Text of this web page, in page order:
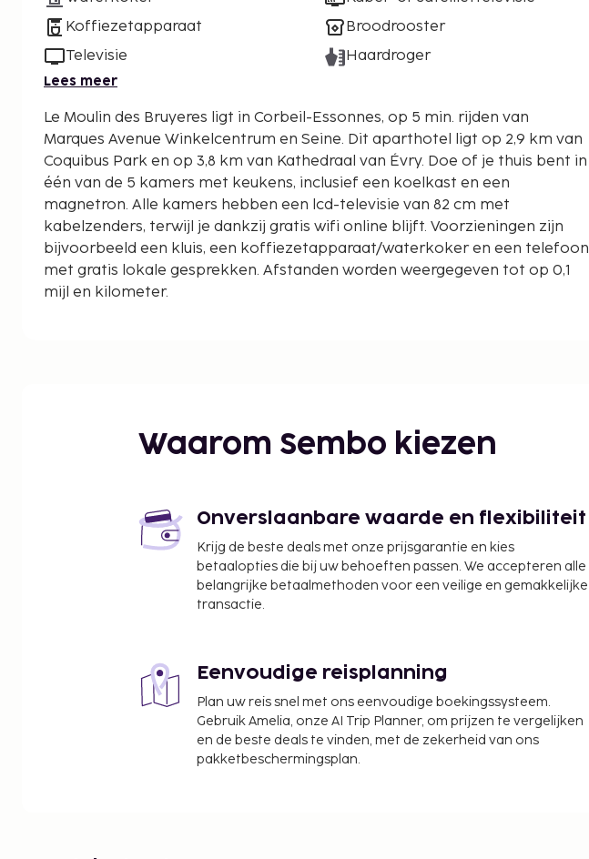
Koffiezetapparaat
Televisie
Broodrooster
Haardroger
Lees meer
Le Moulin des Bruyeres ligt in Corbeil-Essonnes, op 5 min. rijden van
Marques Avenue Winkelcentrum en Seine. Dit aparthotel ligt op 2,9 km van
Coquibus Park en op 3,8 km van Kathedraal van Évry. Doe of je thuis bent in
één van de 5 kamers met keukens, inclusief een koelkast en een
magnetron. Alle kamers hebben een lcd-televisie van 82 cm met
kabelzenders, terwijl je dankzij gratis wifi online blijft. Voorzieningen zijn
bijvoorbeeld een kluis, een koffiezetapparaat/waterkoker en een telefoon
met gratis lokale gesprekken. Afstanden worden weergegeven tot op 0,1
mijl en kilometer.
Etiolles-golfclub - 5,3 km
Parc Babyland - 5,4 km
Cultureel Centrum Robert-Desnos - 7,5 km
Étang de la Justice - 8,5 km
Le Coudray-golfclub - 8,9 km
Carré Sénart - 9,3 km
Centre Culturel Côté Cour - 9,5 km
Luchthaven Orly (ORY) - 29,4 km
Luchthaven Roissy - Charles de Gaulle (CDG) - 70,6 km
De receptie is tijdens beperkte uren geopend. Ter plaatse heb je gratis
Waarom Sembo kiezen
Onverslaanbare waarde en flexibiliteit
Krijg de beste deals met onze prijsgarantie en kies
betaalopties die bij uw behoeften passen. We accepteren alle
belangrijke betaalmethoden voor een veilige en gemakkelijke
transactie.
Eenvoudige reisplanning
Plan uw reis snel met ons eenvoudige boekingssysteem.
Gebruik Amelia, onze AI Trip Planner, om prijzen te vergelijken
en de beste deals te vinden, met de zekerheid van ons
pakketbeschermingsplan.